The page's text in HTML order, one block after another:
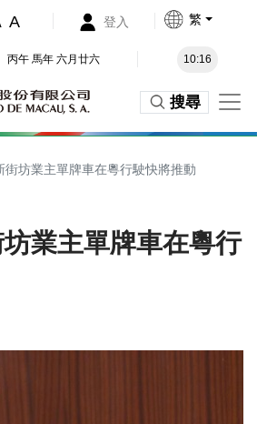
A 登入 繁
丙午 馬年 六月廿六 10:16
搜尋
街坊業主單牌車在粵行駛快將推動
業主單牌車在粵行